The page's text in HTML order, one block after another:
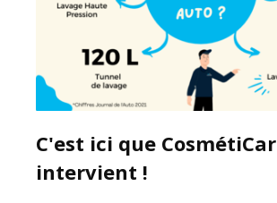
C'est ici que CosmétiCar
intervient !